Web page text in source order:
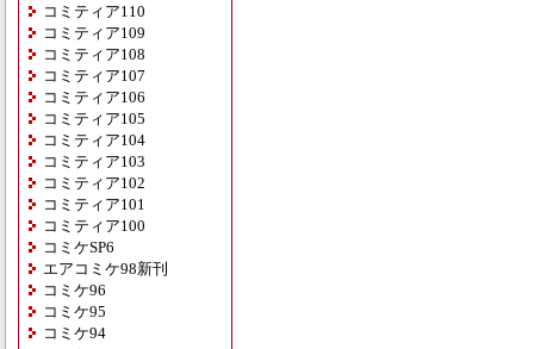
コミティア110
コミティア109
コミティア108
コミティア107
コミティア106
コミティア105
コミティア104
コミティア103
コミティア102
コミティア101
コミティア100
コミケSP6
エアコミケ98新刊
コミケ96
コミケ95
コミケ94